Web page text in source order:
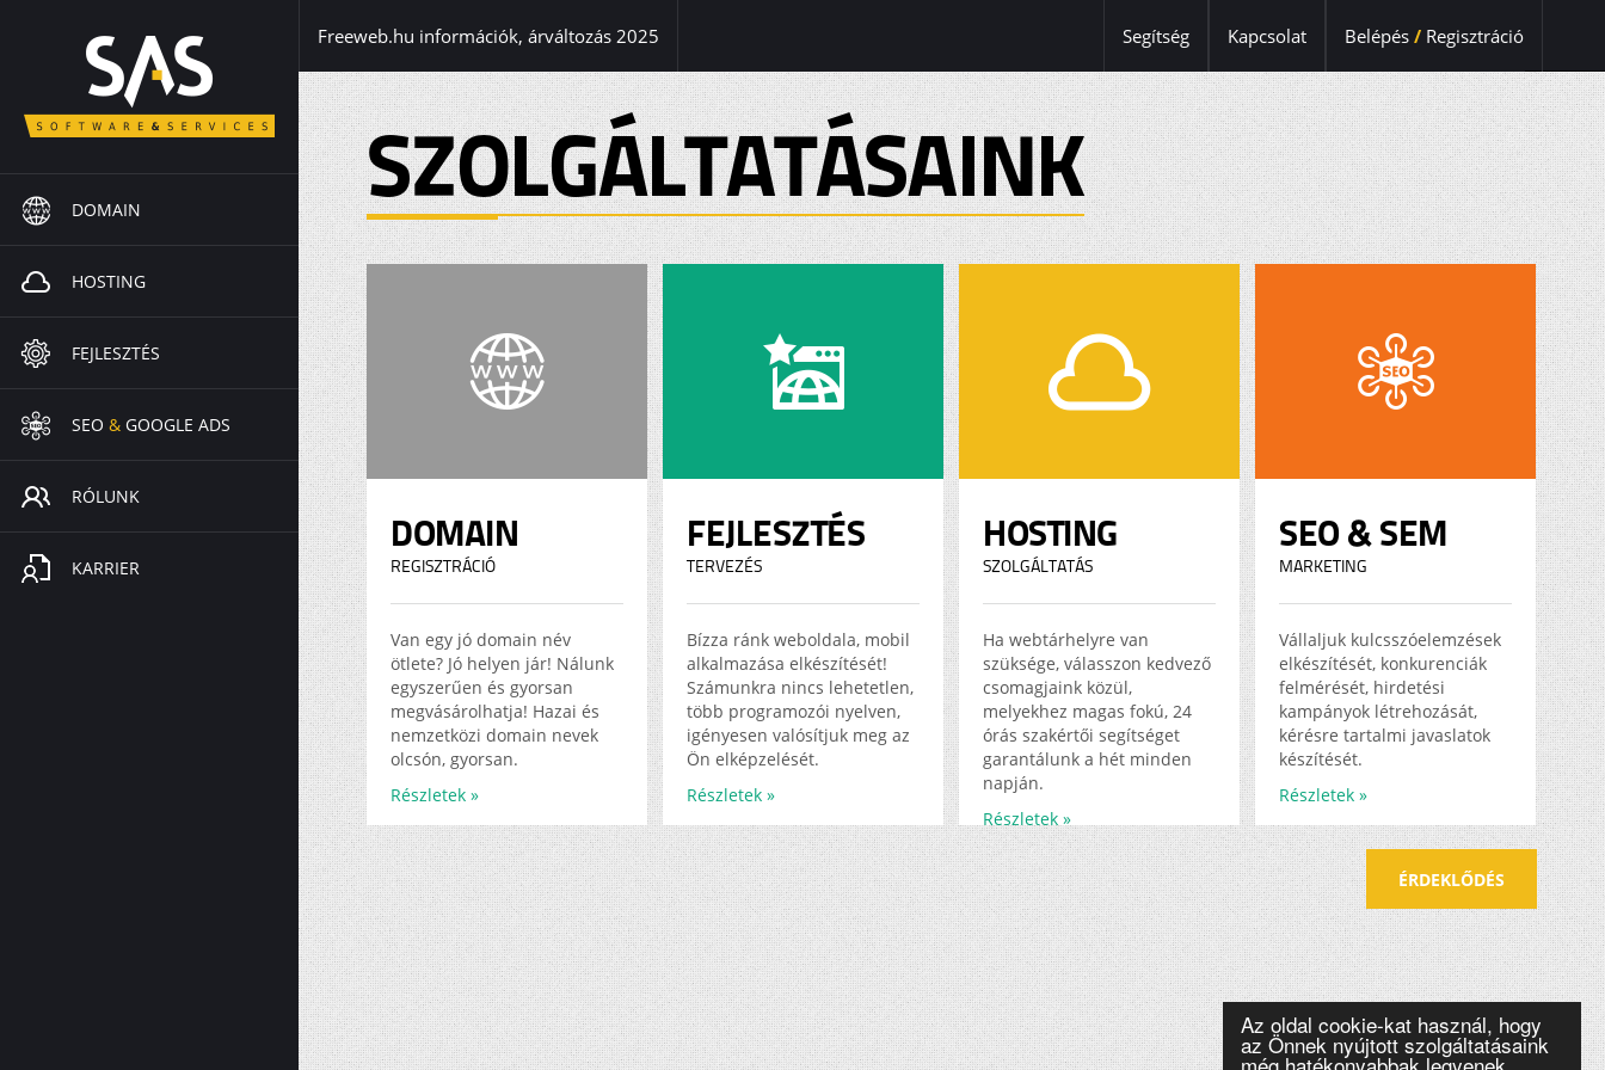
Az oldal cookie-kat használ, hogy
az Önnek nyújtott szolgáltatásaink
DOMAIN
HOSTING
FEJLESZTÉS
SEO & GOOGLE ADS
RÓLUNK
KARRIER
Freeweb.hu információk, árváltozás 2025 Segítség Kapcsolat Belépés /Regisztráció
SZOLGÁLTATÁSAINK
DOMAIN
REGISZTRÁCIÓ
Van egy jó domain név
ötlete? Jó helyen jár! Nálunk
egyszerűen és gyorsan
megvásárolhatja! Hazai és
nemzetközi domain nevek
olcsón, gyorsan.
Részletek »
FEJLESZTÉS
TERVEZÉS
Bízza ránk weboldala, mobil
alkalmazása elkészítését!
Számunkra nincs lehetetlen,
több programozói nyelven,
igényesen valósítjuk meg az
Ön elképzelését.
Részletek »
HOSTING
SZOLGÁLTATÁS
Ha webtárhelyre van
szüksége, válasszon kedvező
csomagjaink közül,
melyekhez magas fokú, 24
órás szakértői segítséget
garantálunk a hét minden
napján.
Részletek »
SEO & SEM
MARKETING
Vállaljuk kulcsszóelemzések
elkészítését, konkurenciák
felmérését, hirdetési
kampányok létrehozását,
kérésre tartalmi javaslatok
készítését.
Részletek »
ÉRDEKLŐDÉS